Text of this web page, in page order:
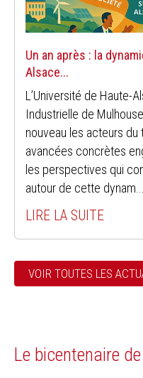
Un an après : la
Alsace...
L’Université de Haute-
Industrielle de
nouveau les acteurs
avancées concrètes
les perspectives qui
autour de cette dynam...
LIRE LA SUITE
VOIR TOUTES LES
Le bicentenaire